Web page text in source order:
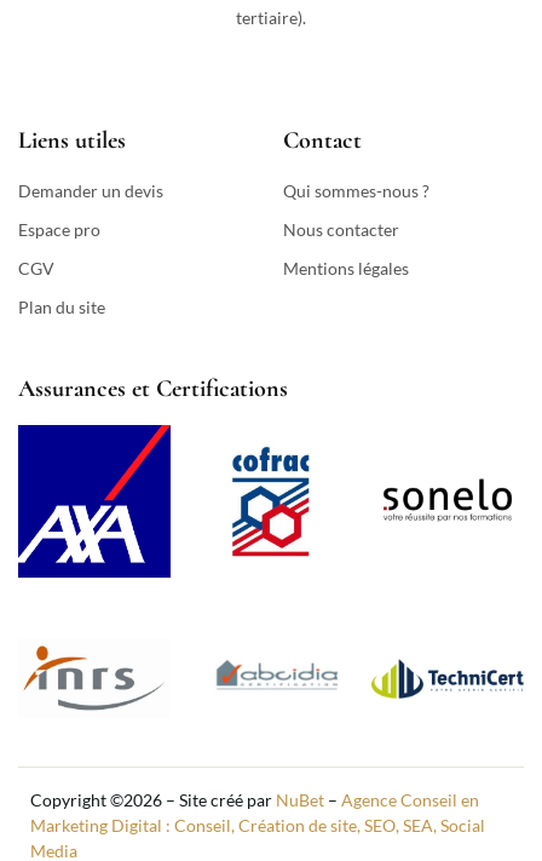
tertiaire).
Liens utiles
Demander un devis
Espace pro
CGV
Plan du site
Contact
Qui sommes-nous ?
Nous contacter
Mentions légales
Assurances et Certifications
Copyright ©2026 – Site créé par NuBet – Agence Conseil en
Marketing Digital : Conseil, Création de site, SEO, SEA, Social
Media